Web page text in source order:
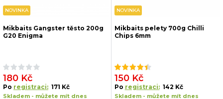
NOVINKA
Mikbaits Gangster těsto 200g
G20 Enigma
180 Kč
Po registraci: 171 Kč
Skladem - můžete mít dnes
NOVINKA
Mikbaits pelety 700g Chilli
Chips 6mm
150 Kč
Po registraci: 142 Kč
Skladem - můžete mít dnes